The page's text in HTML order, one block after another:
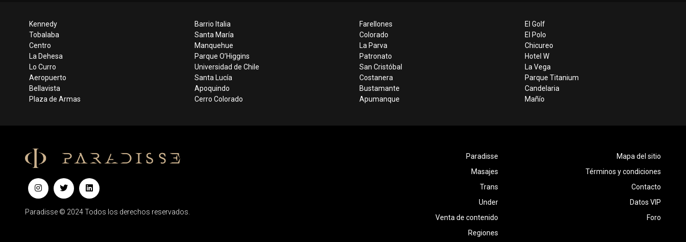
Kennedy
Tobalaba
Centro
La Dehesa
Lo Curro
Aeropuerto
Bellavista
Plaza de Armas
Barrio Italia
Santa María
Manquehue
Parque O’Higgins
Universidad de Chile
Santa Lucía
Apoquindo
Cerro Colorado
Farellones
Colorado
La Parva
Patronato
San Cristóbal
Costanera
Bustamante
Apumanque
El Golf
El Polo
Chicureo
Hotel W
La Vega
Parque Titanium
Candelaria
Mañío
Paradisse © 2024 Todos los derechos reservados.
Paradisse
Masajes
Trans
Under
Venta de contenido
Regiones
Mapa del sitio
Términos y condiciones
Contacto
Datos VIP
Foro